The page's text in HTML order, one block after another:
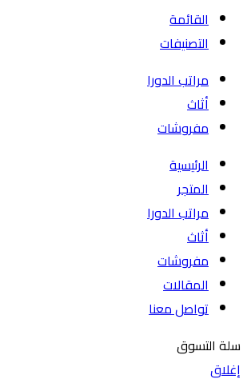
القائمة
التصنيفات
مراتب الدورا
أثاث
مفروشات
الرئيسية
المتجر
مراتب الدورا
أثاث
مفروشات
المقالات
تواصل معنا
سلة التسوق
إغلاق